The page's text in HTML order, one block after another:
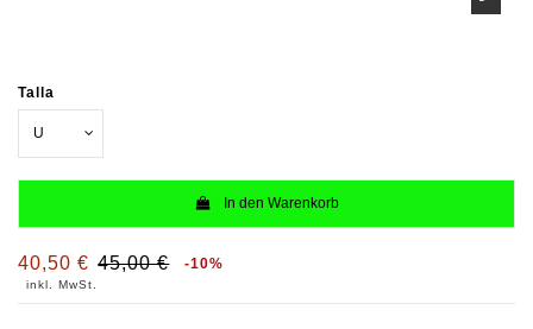
Talla
In den Warenkorb
40,50 € 45,00 € -10%
inkl. MwSt.